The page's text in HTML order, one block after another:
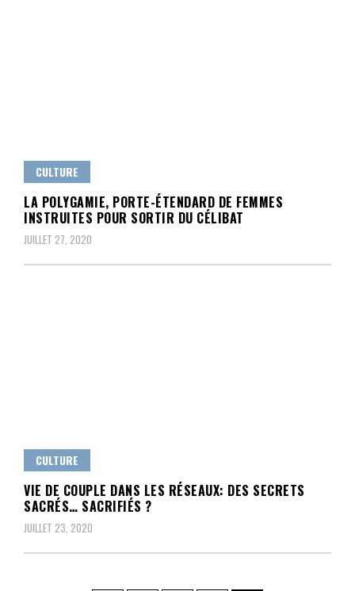
CULTURE
LA POLYGAMIE, PORTE-ÉTENDARD DE FEMMES
INSTRUITES POUR SORTIR DU CÉLIBAT
JUILLET 27, 2020
CULTURE
VIE DE COUPLE DANS LES RÉSEAUX: DES SECRETS
SACRÉS… SACRIFIÉS ?
JUILLET 23, 2020